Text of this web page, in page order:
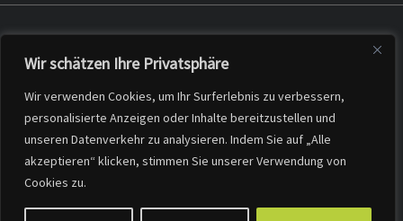
Wir schätzen Ihre Privatsphäre
Wir verwenden Cookies, um Ihr Surferlebnis zu verbessern,
personalisierte Anzeigen oder Inhalte bereitzustellen und
unseren Datenverkehr zu analysieren. Indem Sie auf „Alle
akzeptieren“ klicken, stimmen Sie unserer Verwendung von
Cookies zu.
Datenschutzerklärung
Impressum
Bildnachweis